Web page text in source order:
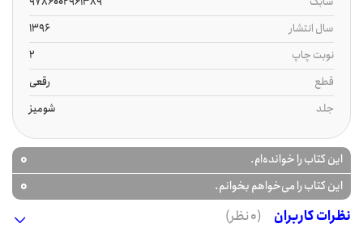
سال انتشار
1396
نوبت چاپ
2
قطع
رقعی
جلد
شومیز
این کتاب را خوانده‌ام. 0
این کتاب را می‌خواهم بخوانم.
0
نظرات کاربران
(0 نظر)